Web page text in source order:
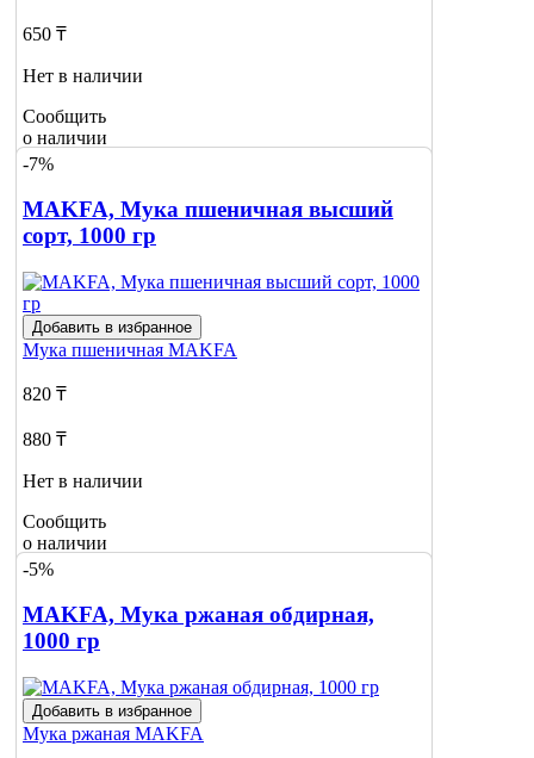
650 ₸
Нет в наличии
Сообщить
о наличии
-7%
MAKFA, Мука пшеничная высший
сорт, 1000 гр
Добавить в избранное
Мука пшеничная MAKFA
820 ₸
880 ₸
Нет в наличии
Сообщить
о наличии
-5%
MAKFA, Мука ржаная обдирная,
1000 гр
Добавить в избранное
Мука ржаная MAKFA